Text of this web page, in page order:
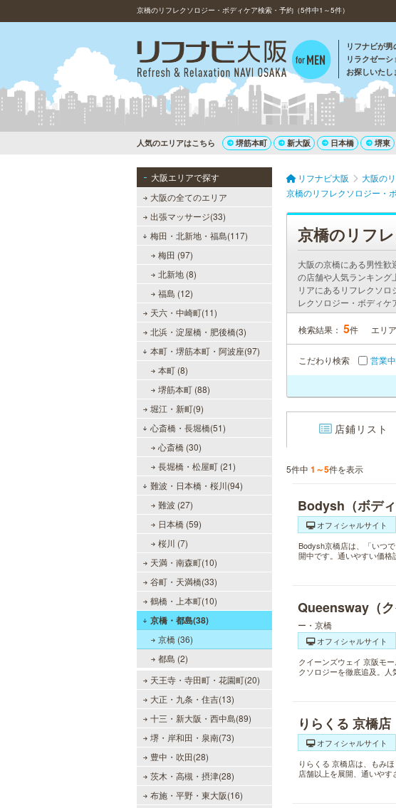
京橋のリフレクソロジー・ボディケア検索・予約（5件中1～5件）
リフナビが
リラクゼー
お探しいたし
人気のエリアはこちら 堺筋本町 新大阪 日本橋 堺東
大阪エリアで探す
大阪の全てのエリア
出張マッサージ(33)
梅田・北新地・福島(117)
梅田 (97)
北新地 (8)
福島 (12)
天六・中崎町(11)
北浜・淀屋橋・肥後橋(3)
本町・堺筋本町・阿波座(97)
本町 (8)
堺筋本町 (88)
堀江・新町(9)
心斎橋・長堀橋(51)
心斎橋 (30)
長堀橋・松屋町 (21)
難波・日本橋・桜川(94)
難波 (27)
日本橋 (59)
桜川 (7)
天満・南森町(10)
谷町・天満橋(33)
鶴橋・上本町(10)
京橋・都島(38)
京橋 (36)
都島 (2)
天王寺・寺田町・花園町(20)
大正・九条・住吉(13)
十三・新大阪・西中島(89)
堺・岸和田・泉南(73)
豊中・吹田(28)
茨木・高槻・摂津(28)
布施・平野・東大阪(16)
リフナビ大阪 大阪の
京橋のリフレクソロジー・
京橋のリフ
大阪の京橋にある男性
の店舗や人気ランキング
リアにあるリフレクソ
レクソロジー・ボディケ
検索結果： 5件 エリ
こだわり検索 営業
店鋪リスト
5件中 1～5件を表示
Bodysh（ボデ
オフィシャルサイト
Bodysh京橋店は、「いつ
開中です。通いやすい価格
Queensway（
ー・京橋
オフィシャルサイト
クイーンズウェイ 京阪モ
クソロジーを徹底追及。人
りらくる 京橋店
オフィシャルサイト
りらくる 京橋店は、もみ
店舗以上を展開、通いやす